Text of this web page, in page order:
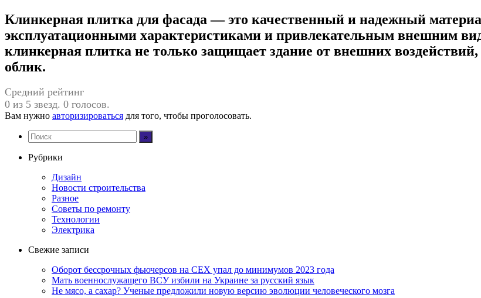
Клинкерная плитка для фасада — это качественный и надежный
эксплуатационными характеристиками и привлекательным внешним
клинкерная плитка не только защищает здание от внешних
облик.
Средний рейтинг
0 из 5 звезд. 0 голосов.
Вам нужно авторизироваться для того, чтобы проголосовать.
Рубрики
Дизайн
Новости строительства
Разное
Советы по ремонту
Технологии
Электрика
Свежие записи
Оборот бессрочных фьючерсов на CEX упал до минимумов 2023 года
Мать военнослужащего ВСУ избили на Украине за русский язык
Не мясо, а сахар? Ученые предложили новую версию эволюции человеческого мозга